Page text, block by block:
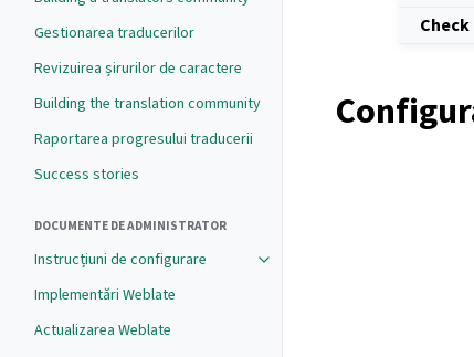
Gestionarea traducerilor
Revizuirea șirurilor de caractere
Building the translation community
Raportarea progresului traducerii
Success stories
DOCUMENTE DE ADMINISTRATOR
Instrucțiuni de configurare
Implementări Weblate
Actualizarea Weblate